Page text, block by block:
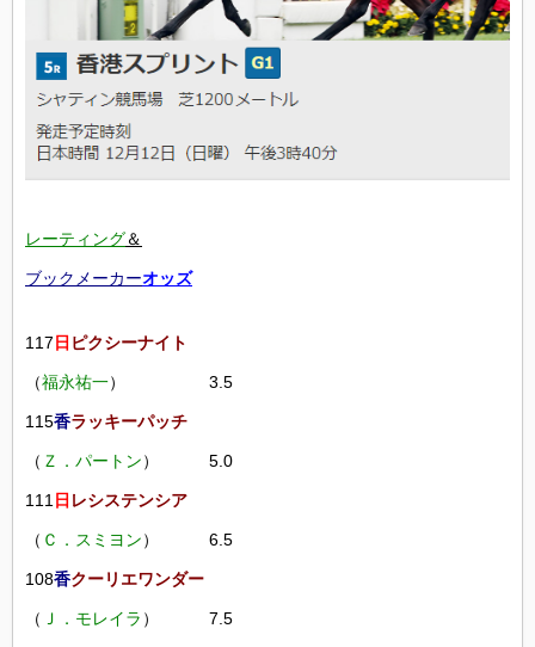
レーティング＆
ブックメーカーオッズ
117 日 ピクシーナイト
（福永祐一） 3.5
115香ラッキーパッチ
（ Ｚ．パートン） 5.0
111 日 レシステンシア
（ Ｃ．スミヨン） 6.5
108香クーリエワンダー
（ Ｊ．モレイラ ） 7.5